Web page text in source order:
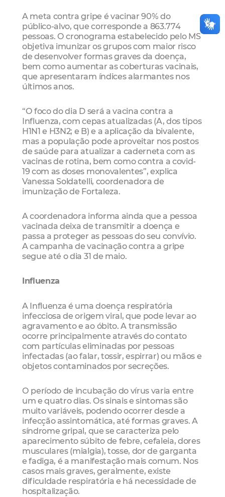
A meta contra gripe é vacinar 90% do
público-alvo, que corresponde a 863.774
pessoas. O cronograma estabelecido pelo MS
objetiva imunizar os grupos com maior risco
de desenvolver formas graves da doença,
bem como aumentar as coberturas vacinais,
que apresentaram índices alarmantes nos
últimos anos.
“O foco do dia D será a vacina contra a
Influenza, com cepas atualizadas (A, dos tipos
H1N1 e H3N2; e B) e a aplicação da bivalente,
mas a população pode aproveitar nos postos
de saúde para atualizar a caderneta com as
vacinas de rotina, bem como contra a covid-
19 com as doses monovalentes”, explica
Vanessa Soldatelli, coordenadora de
imunização de Fortaleza.
A coordenadora informa ainda que a pessoa
vacinada deixa de transmitir a doença e
passa a proteger as pessoas do seu convívio.
A campanha de vacinação contra a gripe
segue até o dia 31 de maio.
Influenza
A Influenza é uma doença respiratória
infecciosa de origem viral, que pode levar ao
agravamento e ao óbito. A transmissão
ocorre principalmente através do contato
com partículas eliminadas por pessoas
infectadas (ao falar, tossir, espirrar) ou mãos e
objetos contaminados por secreções.
O período de incubação do vírus varia entre
um e quatro dias. Os sinais e sintomas são
muito variáveis, podendo ocorrer desde a
infecção assintomática, até formas graves. A
síndrome gripal, que se caracteriza pelo
aparecimento súbito de febre, cefaleia, dores
musculares (mialgia), tosse, dor de garganta
e fadiga, é a manifestação mais comum. Nos
casos mais graves, geralmente, existe
dificuldade respiratória e há necessidade de
hospitalização.